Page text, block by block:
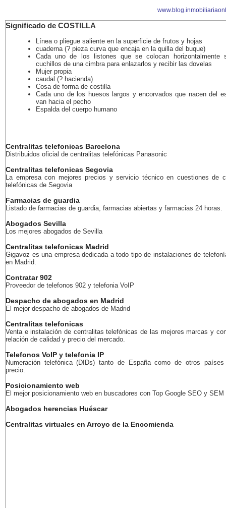
Significado de COSTILLA
Línea o pliegue saliente en la superficie de frutos y hojas
cuaderna (? pieza curva que encaja en la quilla del buque)
Cada uno de los listones que se colocan horizontalmente
cuchillos de una cimbra para enlazarlos y recibir las dovelas
Mujer propia
caudal (? hacienda)
Cosa de forma de costilla
Cada uno de los huesos largos y encorvados que nacen del
van hacia el pecho
Espalda del cuerpo humano
Centralitas telefonicas Barcelona
Distribuidos oficial de centralitas telefónicas Panasonic
Centralitas telefonicas Segovia
La empresa con mejores precios y servicio técnico en cuestiones de
telefónicas de Segovia
Farmacias de guardia
Listado de farmacias de guardia, farmacias abiertas y farmacias 24 horas.
Abogados Sevilla
Los mejores abogados de Sevilla
Centralitas telefonicas Madrid
Gigavoz es una empresa dedicada a todo tipo de instalaciones de
en Madrid.
Contratar 902
Proveedor de telefonos 902 y telefonia VoIP
Despacho de abogados en Madrid
El mejor despacho de abogados de Madrid
Centralitas telefonicas
Venta e instalación de centralitas telefónicas de las mejores marcas y
relación de calidad y precio del mercado.
Telefonos VoIP y telefonia IP
Numeración telefónica (DIDs) tanto de España como de otros
precio.
Posicionamiento web
El mejor posicionamiento web en buscadores con Top Google SEO y SEM
Abogados herencias Huéscar
Centralitas virtuales en Arroyo de la Encomienda